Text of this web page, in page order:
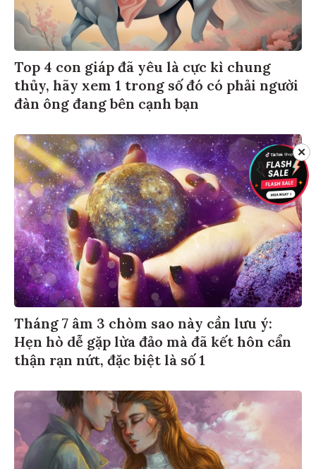
Top 4 con giáp đã yêu là cực kì chung
thủy, hãy xem 1 trong số đó có phải người
đàn ông đang bên cạnh bạn
Tháng 7 âm 3 chòm sao này cần lưu ý:
Hẹn hò dễ gặp lừa đảo mà đã kết hôn cẩn
thận rạn nứt, đặc biệt là số 1
✕